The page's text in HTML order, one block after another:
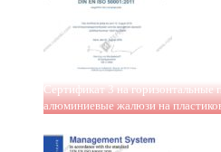
Сертификат 3 на горизонтальные
алюминиевые жалюзи на